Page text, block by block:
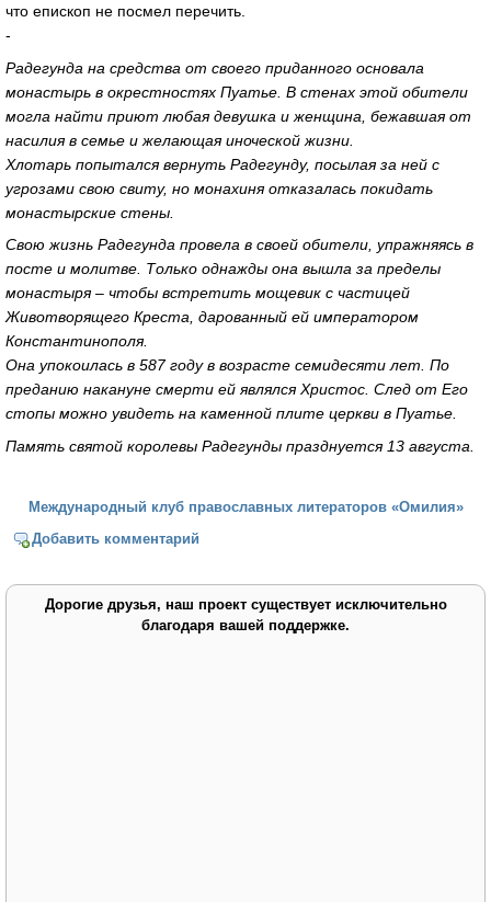
что епископ не посмел перечить.
-
Радегунда на средства от своего приданного основала
монастырь в окрестностях Пуатье. В стенах этой обители
могла найти приют любая девушка и женщина, бежавшая от
насилия в семье и желающая иноческой жизни.
Хлотарь попытался вернуть Радегунду, посылая за ней с
угрозами свою свиту, но монахиня отказалась покидать
монастырские стены.
Свою жизнь Радегунда провела в своей обители, упражняясь в
посте и молитве. Только однажды она вышла за пределы
монастыря – чтобы встретить мощевик с частицей
Животворящего Креста, дарованный ей императором
Константинополя.
Она упокоилась в 587 году в возрасте семидесяти лет. По
преданию накануне смерти ей являлся Христос. След от Его
стопы можно увидеть на каменной плите церкви в Пуатье.
Память святой королевы Радегунды празднуется 13 августа.
Международный клуб православных литераторов «Омилия»
Добавить комментарий
Дорогие друзья, наш проект существует исключительно
благодаря вашей поддержке.